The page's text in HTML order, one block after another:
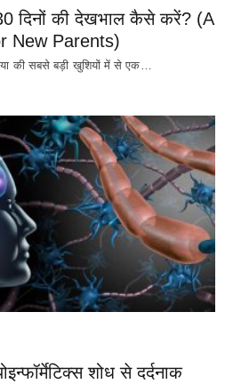
दिनों की देखभाल कैसे करें? (A
New Parents)
की सबसे बड़ी खुशियों में से एक…
शोध से दर्दनाक